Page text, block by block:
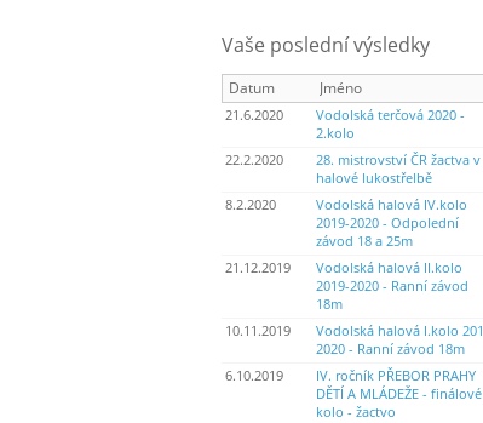
Vaše poslední výsledky
Datum Jméno
21.6.2020
Vodolská terčová 2020 -
2.kolo
22.2.2020
28. mistrovství ČR žactva v
halové lukostřelbě
8.2.2020
Vodolská halová IV.kolo
2019-2020 - Odpolední
závod 18 a 25m
21.12.2019
Vodolská halová II.kolo
2019-2020 - Ranní závod
18m
10.11.2019
Vodolská halová I.kolo
2020 - Ranní závod 18m
6.10.2019
IV. ročník PŘEBOR PRAHY
DĚTÍ A MLÁDEŽE - finálové
kolo - žactvo